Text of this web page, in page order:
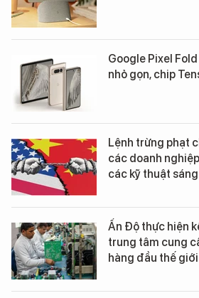
Google Pixel
nhỏ gọn, chip
Lệnh trừng phạt
các doanh
các kỹ thuật
Ấn Độ thực hiện
trung tâm cung
hàng đầu thế giới